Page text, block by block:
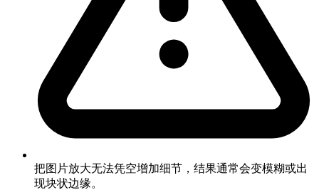
把图片放大无法凭空增加细节，结果通常会变模糊或出
现块状边缘。